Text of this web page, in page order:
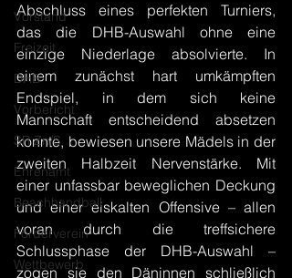
Vorstand
Freizeit
DHB
Vorbericht
SR Zn/S
Ehrenamt
Beachhandball
Förderverein
Wettbewerb
Abschluss eines perfekten Turniers,
das die DHB-Auswahl ohne eine
einzige Niederlage absolvierte. In
einem zunächst hart umkämpften
Endspiel, in dem sich keine
Mannschaft entscheidend absetzen
konnte, bewiesen unsere Mädels in der
zweiten Halbzeit Nervenstärke. Mit
einer unfassbar beweglichen Deckung
und einer eiskalten Offensive – allen
voran durch die treffsichere
Schlussphase der DHB-Auswahl –
zogen sie den Däninnen schließlich